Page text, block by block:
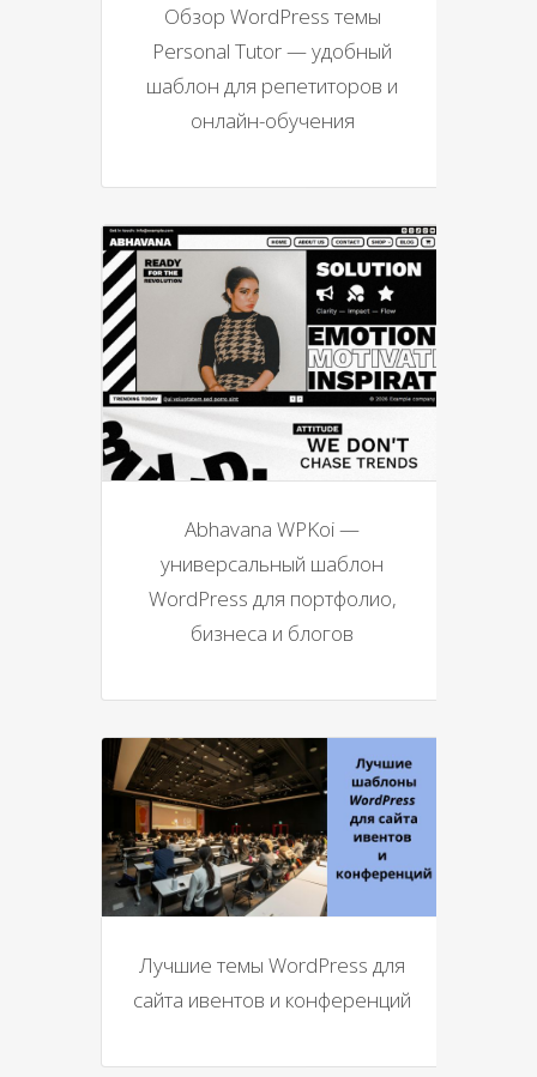
Обзор WordPress темы
Personal Tutor — удобный
шаблон для репетиторов и
онлайн-обучения
Abhavana WPKoi —
универсальный шаблон
WordPress для портфолио,
бизнеса и блогов
Лучшие темы WordPress для
сайта ивентов и конференций